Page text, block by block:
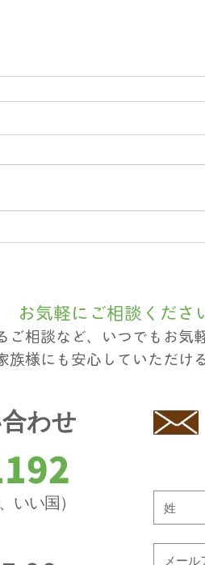
期待の新人ゴールデンコンビ
お気軽にご相談くださ
ご相談など、いつでもお気
族様にも安心していただけ
わせ
いい国 ）